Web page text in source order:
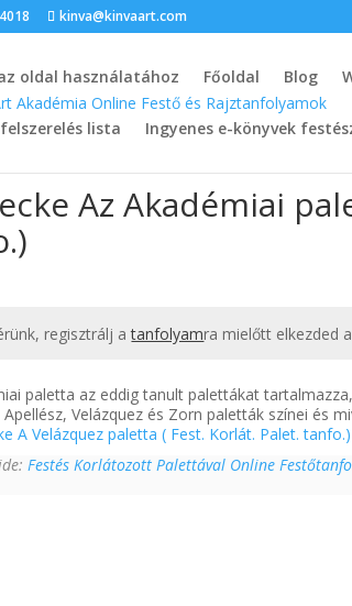
kinva@kinvaart.com
oldal használatához Főoldal Blog
lista Ingyenes e-könyvek
Az Akadémiai
regisztrálj atanfolyamra mielőtt elkezded
paletta az eddig tanult palettákat
Velázquez és Zorn paletták színei és
A Velázquez paletta ( Fest. Korlát. Palet. tanfo.)
Festés Korlátozott Palettával Online